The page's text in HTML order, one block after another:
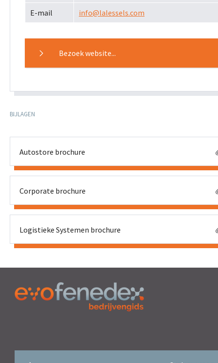
E-mail info@lalessels.com
Bezoek website...
BIJLAGEN
Autostore brochure
Corporate brochure
Logistieke Systemen brochure